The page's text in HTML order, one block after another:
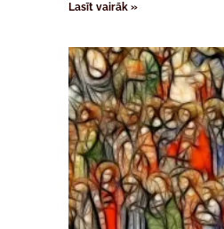
Lasīt vairāk »